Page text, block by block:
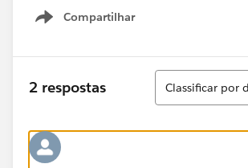
0005fBXREA4"}]
But my alert shows 'undefined'. Any
Compartilhar
Show menu
2 respostas
Classificar
Classificar por